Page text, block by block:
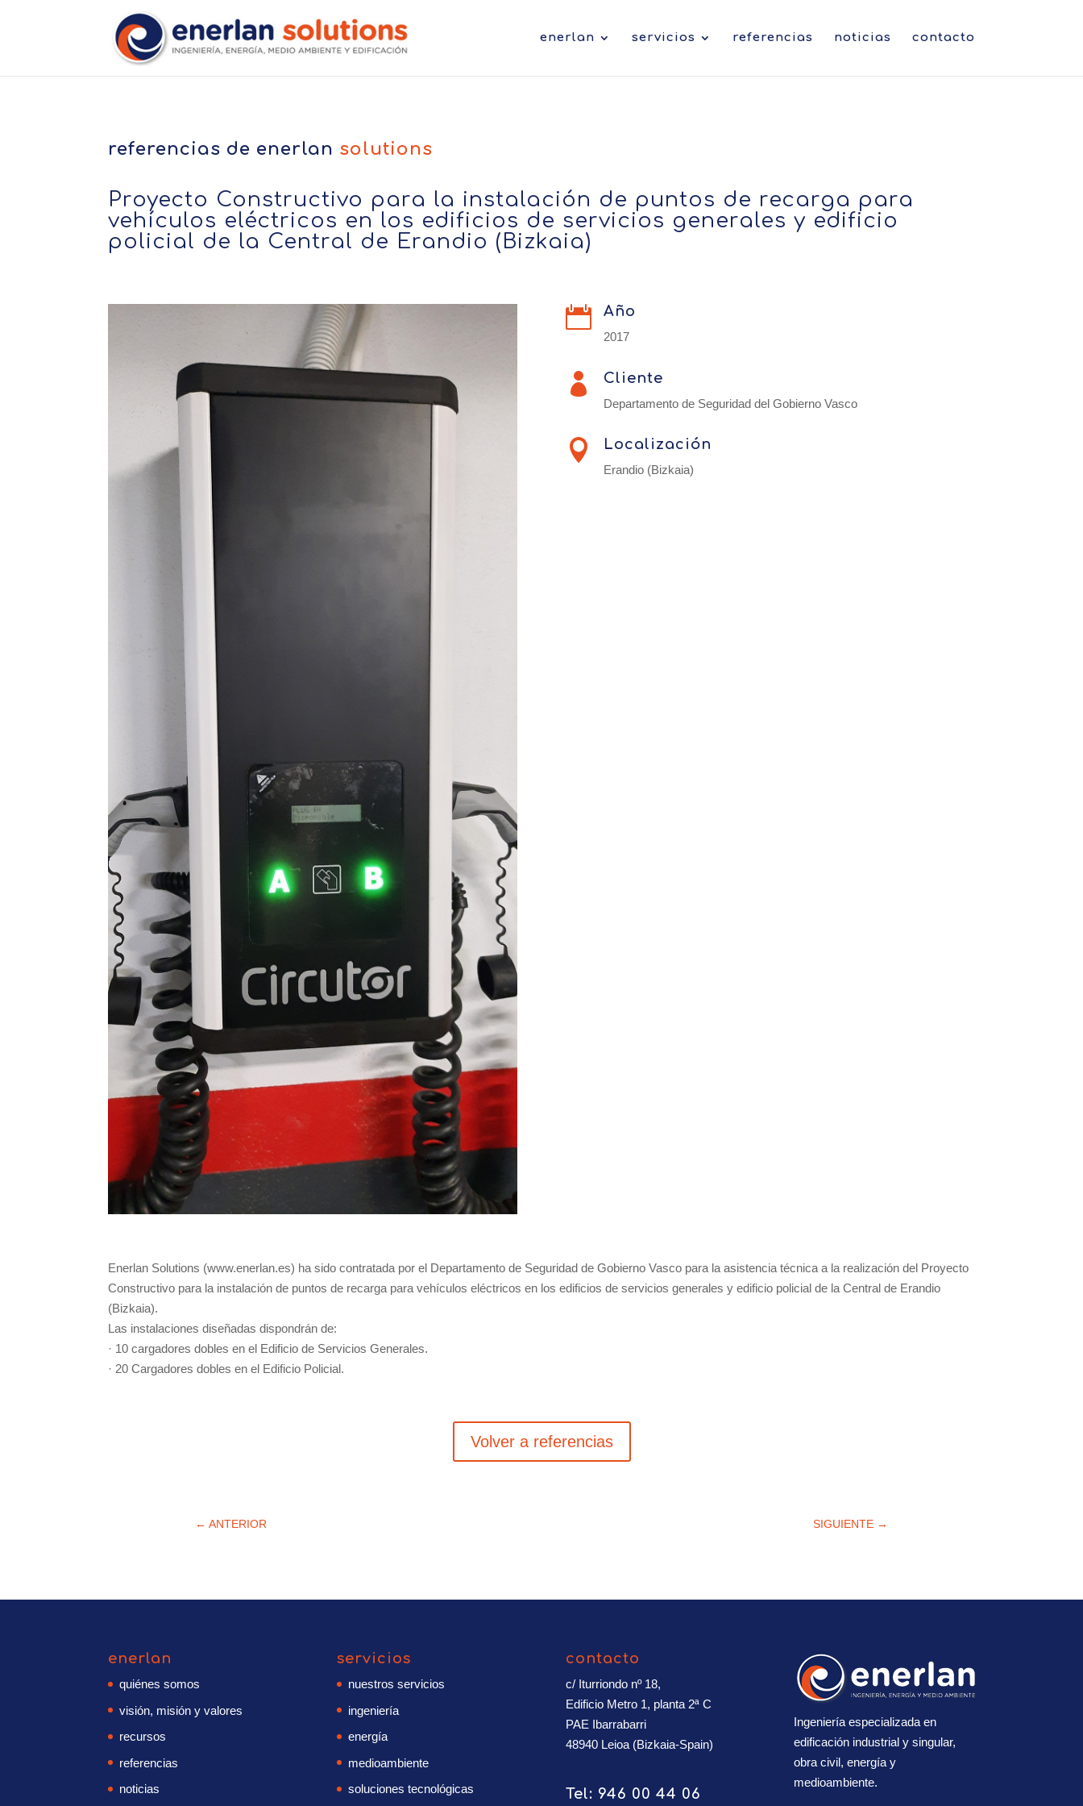
enerlan servicios referencias noticias contacto
referencias de enerlan solutions
Proyecto Constructivo para la instalación de puntos de recarga para
vehículos eléctricos en los edificios de servicios generales y edificio
policial de la Central de Erandio (Bizkaia)
 Año
2017
 Cliente
Departamento de Seguridad del Gobierno Vasco
 Localización
Erandio (Bizkaia)
Enerlan Solutions (www.enerlan.es) ha sido contratada por el Departamento de Seguridad de Gobierno Vasco para la asistencia técnica a la realización del Proyecto
Constructivo para la instalación de puntos de recarga para vehículos eléctricos en los edificios de servicios generales y edificio policial de la Central de Erandio
(Bizkaia).
Las instalaciones diseñadas dispondrán de:
· 10 cargadores dobles en el Edificio de Servicios Generales.
· 20 Cargadores dobles en el Edificio Policial.
Volver a referencias
← ANTERIOR SIGUIENTE →
enerlan
quiénes somos
visión, misión y valores
recursos
referencias
noticias
servicios
nuestros servicios
ingeniería
energía
medioambiente
soluciones tecnológicas
contacto
c/ Iturriondo nº 18,
Edificio Metro 1, planta 2ª C
PAE Ibarrabarri
48940 Leioa (Bizkaia-Spain)
Tel: 946 00 44 06
Ingeniería especializada en
edificación industrial y singular,
obra civil, energía y
medioambiente.